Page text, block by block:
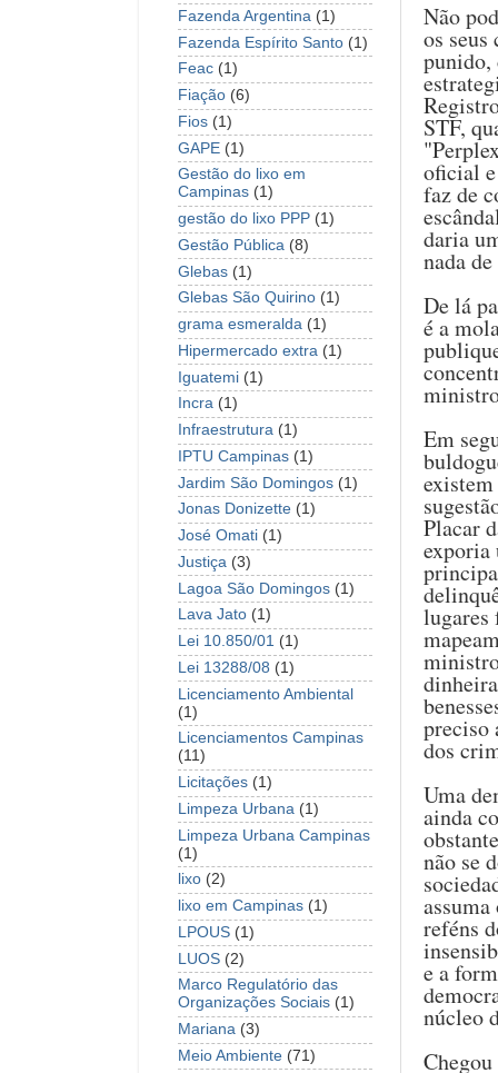
Não
os seus
punido,
STF,
oficial
faz de
daria
nada
De lá
é a
Em
Placar
exporia
lugares
preciso
dos
Uma
ainda
não se
reféns
e a
núcleo
Fazenda Argentina (1)
Fazenda Espírito Santo (1)
Feac (1)
Fiação (6)
Fios (1)
GAPE (1)
Gestão do lixo em
Campinas (1)
gestão do lixo PPP (1)
Gestão Pública (8)
Glebas (1)
Glebas São Quirino (1)
grama esmeralda (1)
Hipermercado extra (1)
Iguatemi (1)
Incra (1)
Infraestrutura (1)
IPTU Campinas (1)
Jardim São Domingos (1)
Jonas Donizette (1)
José Omati (1)
Justiça (3)
Lagoa São Domingos (1)
Lava Jato (1)
Lei 10.850/01 (1)
Lei 13288/08 (1)
Licenciamento Ambiental
(1)
Licenciamentos Campinas
(11)
Licitações (1)
Limpeza Urbana (1)
Limpeza Urbana Campinas
(1)
lixo (2)
lixo em Campinas (1)
LPOUS (1)
LUOS (2)
Marco Regulatório das
Organizações Sociais (1)
Mariana (3)
Meio Ambiente (71)